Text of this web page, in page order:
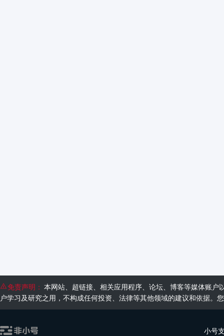
免责声明： 本网站、超链接、相关应用程序、论坛、博客等媒体账
户学习及研究之用，不构成任何投资、法律等其他领域的建议和依据
小号